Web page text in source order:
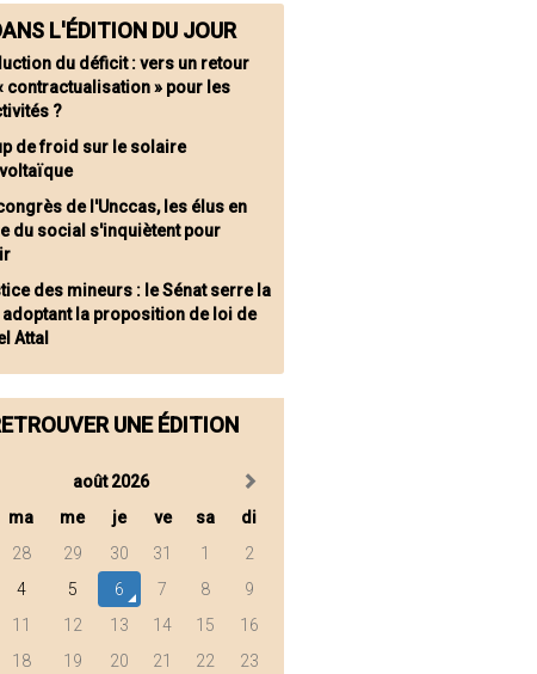
L'ÉDITION DU JOUR
du déficit : vers un retour
contractualisation » pour les
?
de froid sur le solaire
de l'Unccas, les élus en
du social s'inquiètent pour
des mineurs : le Sénat serre la
adoptant la proposition de loi de
Attal
UNE ÉDITION
août 2026
ma me je ve sa
di
28 29 30 31 1
2
4 5 6 7 8
9
11 12 13 14 15
16
18 19 20 21 22
23